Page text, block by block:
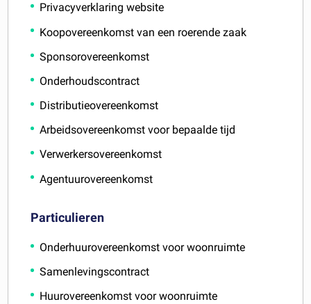
Privacyverklaring website
Koopovereenkomst van een roerende zaak
Sponsorovereenkomst
Onderhoudscontract
Distributieovereenkomst
Arbeidsovereenkomst voor bepaalde tijd
Verwerkersovereenkomst
Agentuurovereenkomst
Particulieren
Onderhuurovereenkomst voor woonruimte
Samenlevingscontract
Huurovereenkomst voor woonruimte